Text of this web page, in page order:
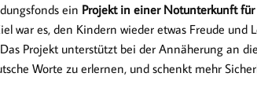
ein Projekt in einer Notunterkunft
war es, den Kindern wieder etwas Freude
Projekt unterstützt bei der Annäherung an
Worte zu erlernen, und schenkt mehr